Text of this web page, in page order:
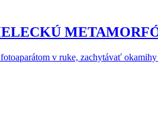
v ruke, zachytávať